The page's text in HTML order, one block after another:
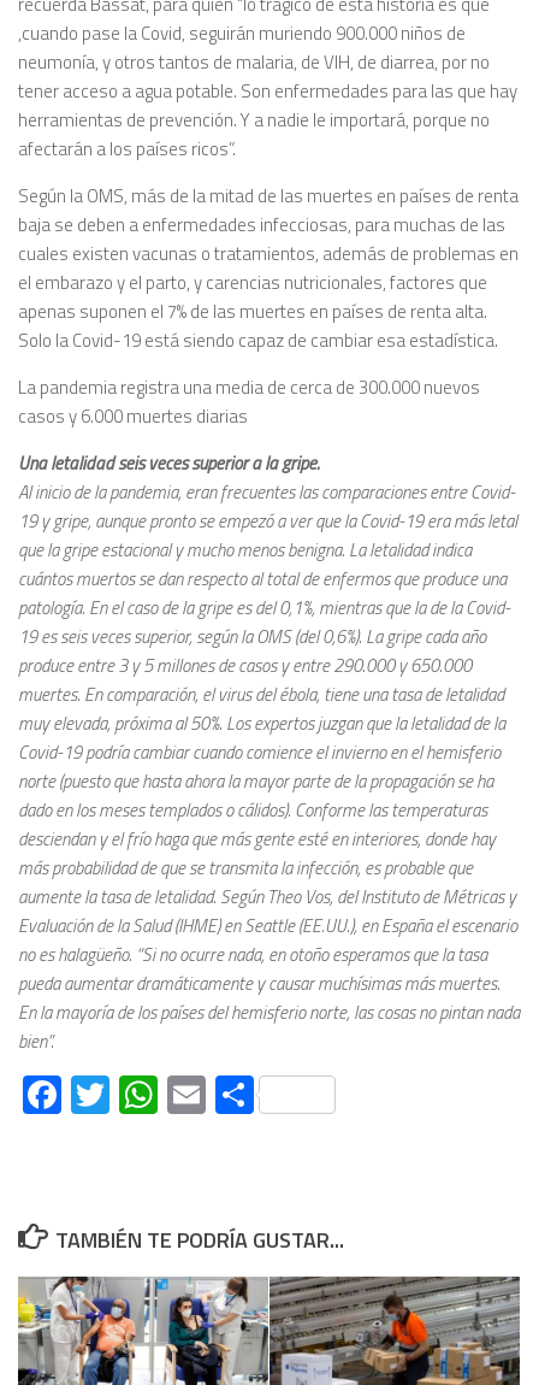
,cuando pase la Covid, seguirán muriendo 900.000 niños de
neumonía, y otros tantos de malaria, de VIH, de diarrea, por no
tener acceso a agua potable. Son enfermedades para las que hay
herramientas de prevención. Y a nadie le importará, porque no
afectarán a los países ricos”.
Según la OMS, más de la mitad de las muertes en países de renta
baja se deben a enfermedades infecciosas, para muchas de las
cuales existen vacunas o tratamientos, además de problemas en
el embarazo y el parto, y carencias nutricionales, factores que
apenas suponen el 7% de las muertes en países de renta alta.
Solo la Covid-19 está siendo capaz de cambiar esa estadística.
La pandemia registra una media de cerca de 300.000 nuevos
casos y 6.000 muertes diarias
Una letalidad seis veces superior a la gripe.
Al inicio de la pandemia, eran frecuentes las comparaciones entre Covid-
19 y gripe, aunque pronto se empezó a ver que la Covid-19 era más letal
que la gripe estacional y mucho menos benigna. La letalidad indica
cuántos muertos se dan respecto al total de enfermos que produce una
patología. En el caso de la gripe es del 0,1%, mientras que la de la Covid-
19 es seis veces superior, según la OMS (del 0,6%). La gripe cada año
produce entre 3 y 5 millones de casos y entre 290.000 y 650.000
muertes. En comparación, el virus del ébola, tiene una tasa de letalidad
muy elevada, próxima al 50%. Los expertos juzgan que la letalidad de la
Covid-19 podría cambiar cuando comience el invierno en el hemisferio
norte (puesto que hasta ahora la mayor parte de la propagación se ha
dado en los meses templados o cálidos). Conforme las temperaturas
desciendan y el frío haga que más gente esté en interiores, donde hay
más probabilidad de que se transmita la infección, es probable que
aumente la tasa de letalidad. Según Theo Vos, del Instituto de Métricas y
Evaluación de la Salud (IHME) en Seattle (EE.UU.), en España el escenario
no es halagüeño. “Si no ocurre nada, en otoño esperamos que la tasa
pueda aumentar dramáticamente y causar muchísimas más muertes.
En la mayoría de los países del hemisferio norte, las cosas no pintan nada
bien”.
Facebook
Twitter
WhatsApp
EmailCompartir
TAMBIÉN TE PODRÍA GUSTAR...